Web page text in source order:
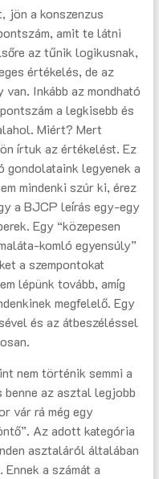
jön a konszenzus
amit te látni
az tűnik logikusnak,
értékelés, de az
Inkább az mondható
a legkisebb és
Miért? Mert
írtuk az értékelést. Ez
legyenek a
mindenki szúr ki, érez
a BJCP leírás egy-egy
Egy “közepesen
komló egyensúly”
a szempontokat
lépünk tovább, amíg
megfelelő. Egy
és az átbeszéléssel
nem történik semmi a
benne az asztal legjobb
vár rá még egy
Az adott kategória
asztaláról általában
a számát a